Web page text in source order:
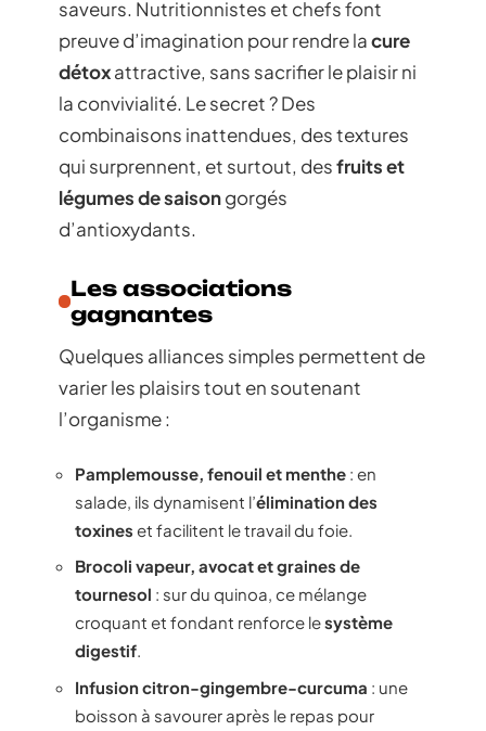
saveurs. Nutritionnistes et chefs font
preuve d’imagination pour rendre lacure
détoxattractive, sans sacrifier le plaisir ni
la convivialité. Le secret ? Des
combinaisons inattendues, des textures
qui surprennent, et surtout, desfruits et
légumes de saisongorgés
d’antioxydants.
Les associations
gagnantes
Quelques alliances simples permettent de
varier les plaisirs tout en soutenant
l’organisme :
Pamplemousse, fenouil et menthe : en
salade, ils dynamisent l’élimination des
toxines et facilitent le travail du foie.
Brocoli vapeur, avocat et graines de
tournesol : sur du quinoa, ce mélange
croquant et fondant renforce lesystème
digestif.
Infusion citron-gingembre-curcuma : une
boisson à savourer après le repas pour